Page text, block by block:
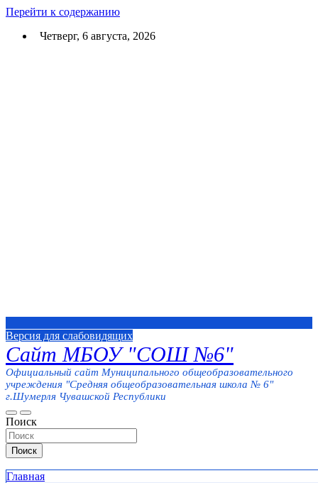
Перейти к содержанию
Четверг, 6 августа, 2026
Версия для слабовидящих
Сайт МБОУ "СОШ №6"
Официальный сайт Муниципального общеобразовательного
учреждения "Средняя общеобразовательная школа № 6"
г.Шумерля Чувашской Республики
Поиск
Поиск
Главная